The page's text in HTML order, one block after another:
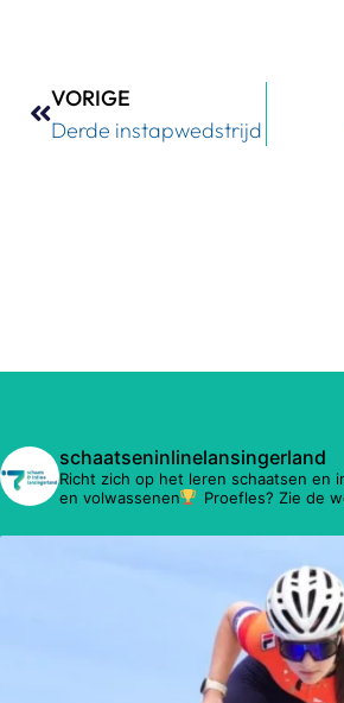
VORIGE
Derde instapwedstrijd
schaatseninlinelansingerland
Richt zich op het leren schaatsen en
en volwassenen
Proefles? Zie de